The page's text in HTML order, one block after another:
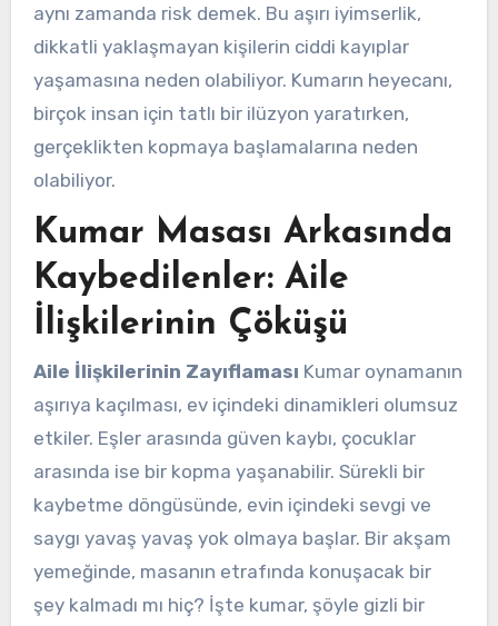
aynı zamanda risk demek. Bu aşırı iyimserlik,
dikkatli yaklaşmayan kişilerin ciddi kayıplar
yaşamasına neden olabiliyor. Kumarın heyecanı,
birçok insan için tatlı bir ilüzyon yaratırken,
gerçeklikten kopmaya başlamalarına neden
olabiliyor.
Kumar Masası Arkasında
Kaybedilenler: Aile
İlişkilerinin Çöküşü
Aile İlişkilerinin Zayıflaması Kumar oynamanın
aşırıya kaçılması, ev içindeki dinamikleri olumsuz
etkiler. Eşler arasında güven kaybı, çocuklar
arasında ise bir kopma yaşanabilir. Sürekli bir
kaybetme döngüsünde, evin içindeki sevgi ve
saygı yavaş yavaş yok olmaya başlar. Bir akşam
yemeğinde, masanın etrafında konuşacak bir
şey kalmadı mı hiç? İşte kumar, şöyle gizli bir